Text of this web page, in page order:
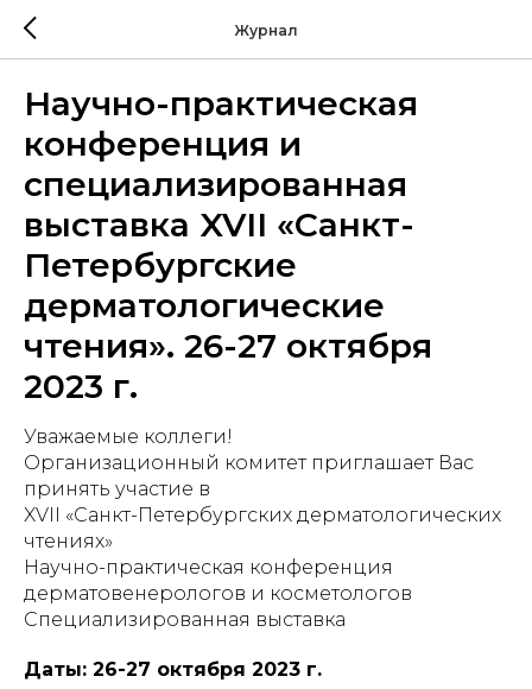
Журнал
Научно-практическая
конференция и
специализированная
выставка XVII «Санкт-
Петербургские
дерматологические
чтения». 26-27 октября
2023 г.
Уважаемые коллеги!
Организационный комитет приглашает Вас
принять участие в
XVII «Санкт-Петербургских дерматологических
чтениях»
Научно-практическая конференция
дерматовенерологов и косметологов
Специализированная выставка
Даты: 26-27 октября 2023 г.